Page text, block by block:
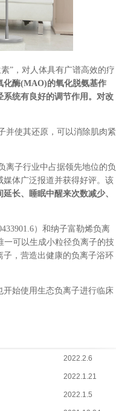
” ，对人体具有广谱高效的疗
化酶(MAO)的氧化脱氨基作
统有良好的调节作用。对改
并使其还原，可以消除肌肉紧
离子行业中占据领先地位的负
体广泛报道并获得好评。该
长、睡眠中醒来次数减少、
）和纳子富勒烯负离
一可以生成小粒径负离子的技
，营造出健康的负离子浴环
始使用生态负离子进行临床
2022.2.6
2022.1.21
2022.1.5